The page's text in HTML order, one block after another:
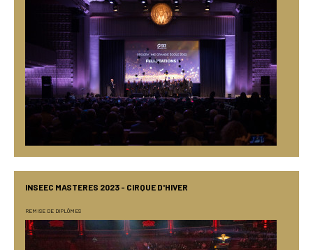
INSEEC MASTERES 2023 - CIRQUE D'HIVER
REMISE DE DIPLÔMES